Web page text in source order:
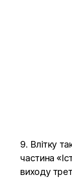
9. Влітку
частина
виходу